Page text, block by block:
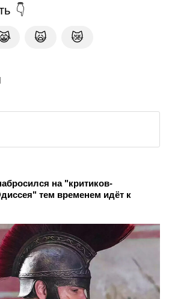
🙀 😿
на "критиков-
тем временем идёт к